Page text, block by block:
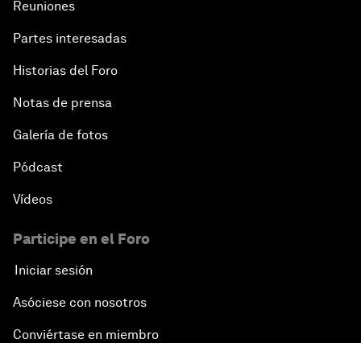
Reuniones
Partes interesadas
Historias del Foro
Notas de prensa
Galería de fotos
Pódcast
Vídeos
Participe en el Foro
Iniciar sesión
Asóciese con nosotros
Conviértase en miembro